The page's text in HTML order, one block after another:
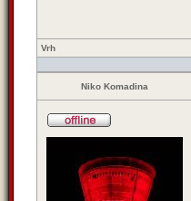
Vrh
Niko Komadina